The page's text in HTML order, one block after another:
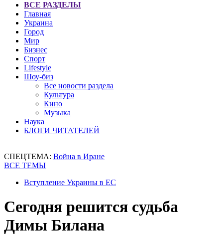
ВСЕ РАЗДЕЛЫ
Главная
Украина
Город
Мир
Бизнес
Спорт
Lifestyle
Шоу-биз
Все новости раздела
Культура
Кино
Музыка
Наука
БЛОГИ ЧИТАТЕЛЕЙ
СПЕЦТЕМА: Война в Иране
ВСЕ ТЕМЫ
Вступление Украины в ЕС
Сегодня решится судьба
Димы Билана